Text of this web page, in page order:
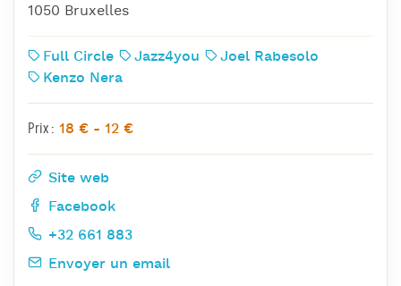
1050 Bruxelles
Full Circle Jazz4you
Joel Rabesolo
Kenzo Nera
Prix : 18 € - 12 €
Site web
Facebook
+32 661 883
Envoyer un email